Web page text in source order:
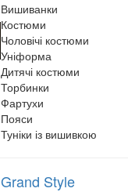
Вишиванки
Костюми
Чоловічі костюми
Уніформа
Дитячі костюми
Торбинки
Фартухи
Пояси
Туніки із вишивкою
Grand Style